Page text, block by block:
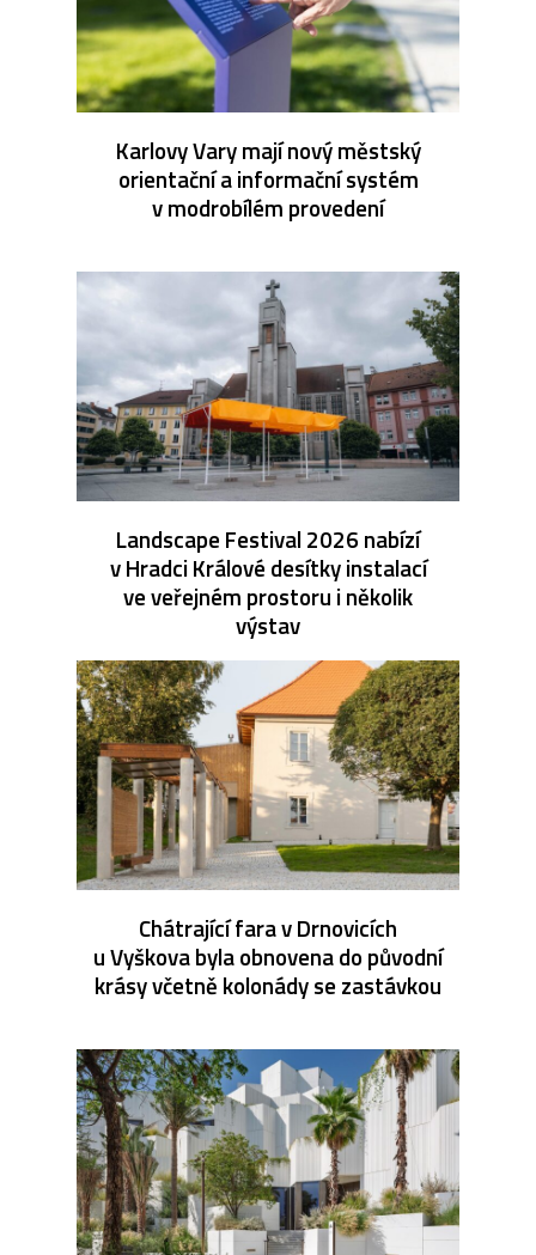
Karlovy Vary mají nový městský
orientační a informační systém
v modrobílém provedení
Landscape Festival 2026 nabízí
v Hradci Králové desítky instalací
ve veřejném prostoru i několik
výstav
Chátrající fara v Drnovicích
u Vyškova byla obnovena do původní
krásy včetně kolonády se zastávkou